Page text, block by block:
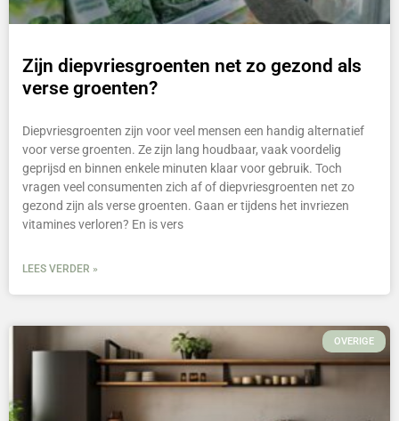
Zijn diepvriesgroenten net zo gezond als
verse groenten?
Diepvriesgroenten zijn voor veel mensen een handig alternatief
voor verse groenten. Ze zijn lang houdbaar, vaak voordelig
geprijsd en binnen enkele minuten klaar voor gebruik. Toch
vragen veel consumenten zich af of diepvriesgroenten net zo
gezond zijn als verse groenten. Gaan er tijdens het invriezen
vitamines verloren? En is vers
LEES VERDER »
OVERIGE